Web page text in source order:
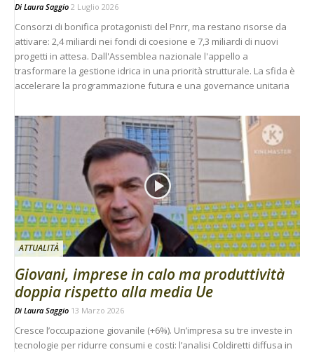
Di Laura Saggio 2 Luglio 2026
Consorzi di bonifica protagonisti del Pnrr, ma restano risorse da
attivare: 2,4 miliardi nei fondi di coesione e 7,3 miliardi di nuovi
progetti in attesa. Dall'Assemblea nazionale l'appello a
trasformare la gestione idrica in una priorità strutturale. La sfida è
accelerare la programmazione futura e una governance unitaria
ATTUALITÀ
Giovani, imprese in calo ma produttività
doppia rispetto alla media Ue
Di Laura Saggio 13 Marzo 2026
Cresce l’occupazione giovanile (+6%). Un’impresa su tre investe in
tecnologie per ridurre consumi e costi: l’analisi Coldiretti diffusa in